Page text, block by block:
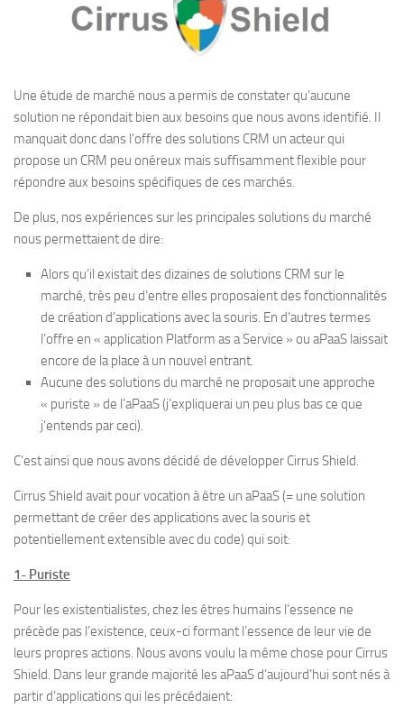
Une étude de marché nous a permis de constater qu’aucune
solution ne répondait bien aux besoins que nous avons identifié. Il
manquait donc dans l’offre des solutions CRM un acteur qui
propose un CRM peu onéreux mais suffisamment flexible pour
répondre aux besoins spécifiques de ces marchés.
De plus, nos expériences sur les principales solutions du marché
nous permettaient de dire:
Alors qu’il existait des dizaines de solutions CRM sur le
marché, très peu d’entre elles proposaient des fonctionnalités
de création d’applications avec la souris. En d’autres termes
l’offre en « application Platform as a Service » ou aPaaS laissait
encore de la place à un nouvel entrant.
Aucune des solutions du marché ne proposait une approche
« puriste » de l’aPaaS (j’expliquerai un peu plus bas ce que
j’entends par ceci).
C’est ainsi que nous avons décidé de développer Cirrus Shield.
Cirrus Shield avait pour vocation à être un aPaaS (= une solution
permettant de créer des applications avec la souris et
potentiellement extensible avec du code) qui soit:
1- Puriste
Pour les existentialistes, chez les êtres humains l’essence ne
précède pas l’existence, ceux-ci formant l’essence de leur vie de
leurs propres actions. Nous avons voulu la même chose pour Cirrus
Shield. Dans leur grande majorité les aPaaS d’aujourd’hui sont nés à
partir d’applications qui les précédaient: